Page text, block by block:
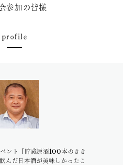
参加の皆様
profile
ント「貯蔵原酒100本のきき
んだ日本酒が美味しかったこ